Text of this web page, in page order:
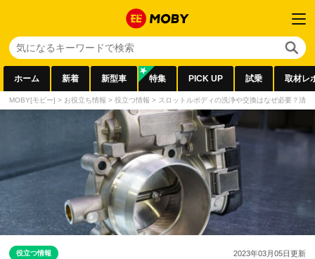
ホーム 新着 新型車 特集 PICK UP 試乗 取材レ
MOBY[モビー] > お役立ち情報 > 役立つ情報 > スロットルボディの洗浄や交換はなぜ必要？清
役立つ情報 2023年03月05日更新